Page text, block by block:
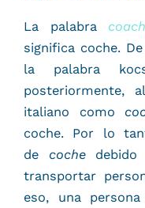
La palabra coach
significa coche.
la palabra
posteriormente,
italiano como
coche. Por lo
de cochedebido
transportar
eso, una